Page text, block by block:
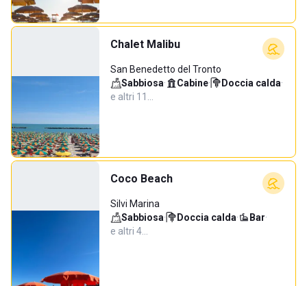
Chalet Malibu
San Benedetto del Tronto
Sabbiosa· Cabine· Doccia calda·
e altri 11…
Coco Beach
Silvi Marina
Sabbiosa· Doccia calda· Bar·
e altri 4…